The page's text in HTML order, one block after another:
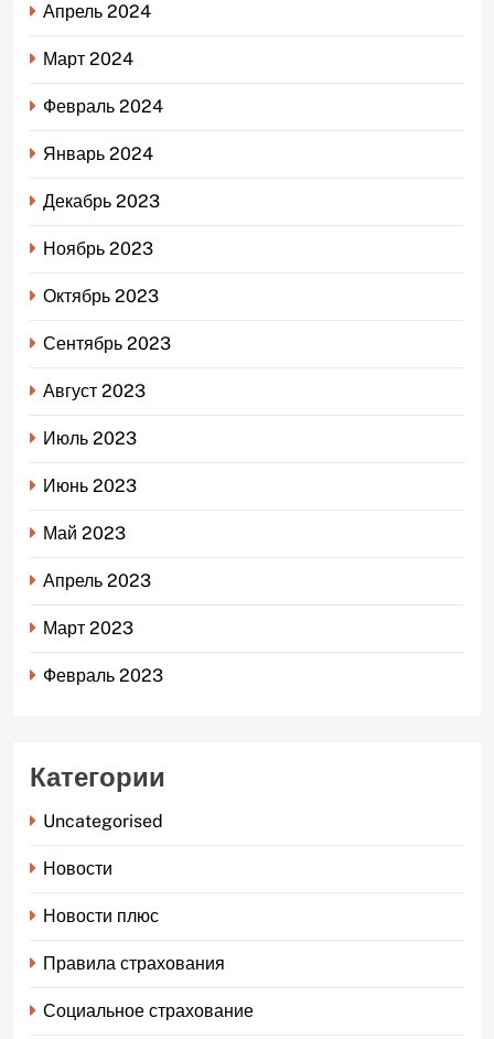
Апрель 2024
Март 2024
Февраль 2024
Январь 2024
Декабрь 2023
Ноябрь 2023
Октябрь 2023
Сентябрь 2023
Август 2023
Июль 2023
Июнь 2023
Май 2023
Апрель 2023
Март 2023
Февраль 2023
Категории
Uncategorised
Новости
Новости плюс
Правила страхования
Социальное страхование